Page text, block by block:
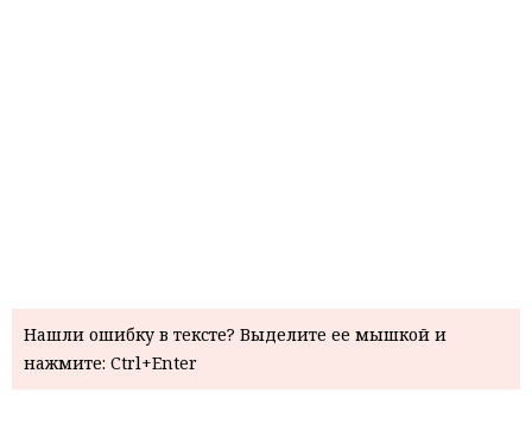
Нашли ошибку в тексте? Выделите ее мышкой и
нажмите: Ctrl+Enter